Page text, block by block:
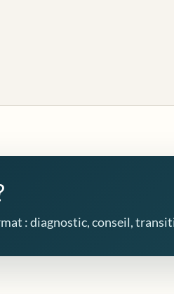
: diagnostic, conseil,